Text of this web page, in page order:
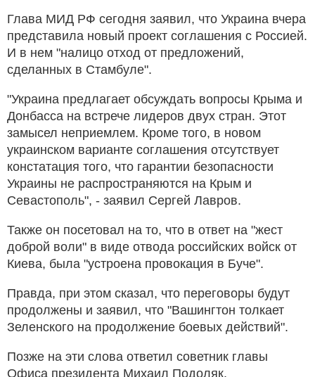
Глава МИД РФ сегодня заявил, что Украина вчера
представила новый проект соглашения с Россией.
И в нем "налицо отход от предложений,
сделанных в Стамбуле".
"Украина предлагает обсуждать вопросы Крыма и
Донбасса на встрече лидеров двух стран. Этот
замысел неприемлем. Кроме того, в новом
украинском варианте соглашения отсутствует
констатация того, что гарантии безопасности
Украины не распространяются на Крым и
Севастополь", - заявил Сергей Лавров.
Также он посетовал на то, что в ответ на "жест
доброй воли" в виде отвода российских войск от
Киева, была "устроена провокация в Буче".
Правда, при этом сказал, что переговоры будут
продолжены и заявил, что "Вашингтон толкает
Зеленского на продолжение боевых действий".
Позже на эти слова ответил советник главы
Офиса президента Михаил Подоляк.